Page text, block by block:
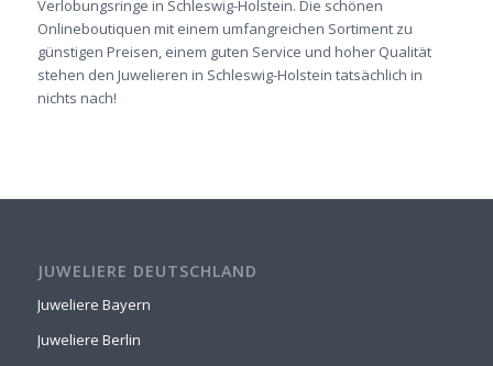
Verlobungsringe in Schleswig-Holstein. Die schönen
Onlineboutiquen mit einem umfangreichen Sortiment zu
günstigen Preisen, einem guten Service und hoher Qualität
stehen den Juwelieren in Schleswig-Holstein tatsächlich in
nichts nach!
JUWELIERE DEUTSCHLAND
Juweliere Bayern
Juweliere Berlin